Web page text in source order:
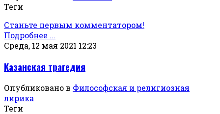
Теги
Станьте первым комментатором!
Подробнее ...
Среда, 12 мая 2021 12:23
Казанская трагедия
Опубликовано в Философская и религиозная
лирика
Теги